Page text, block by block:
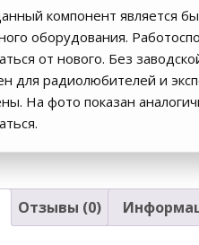
компонент является
оборудования.
от нового. Без
для радиолюбителей и
На фото показан
Отзывы (0)